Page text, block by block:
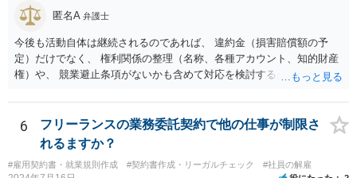
匿名A 弁護士
今後も活動自体は継続されるのであれば、 違約金（損害賠償額の予
定）だけでなく、 権利関係の整理（名称、各種アカウント、知的財産
権）や、 競業避止条項がないかも含めて対応を検討する必要がありま
以上、 基本的には損害賠償額の予定は有効です。 相手方に債務の不履
行があるということであれば、 その部分を主張できるかを検討するこ
ととなります。
6
フリーランスの業務委託契約で他の仕事が制限さ
れるますか？
#雇用契約書・就業規則作成 #契約書作成・リーガルチェック #社員の解雇